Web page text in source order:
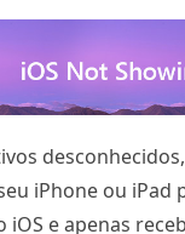
iPhone ou iPad
iOS e apenas